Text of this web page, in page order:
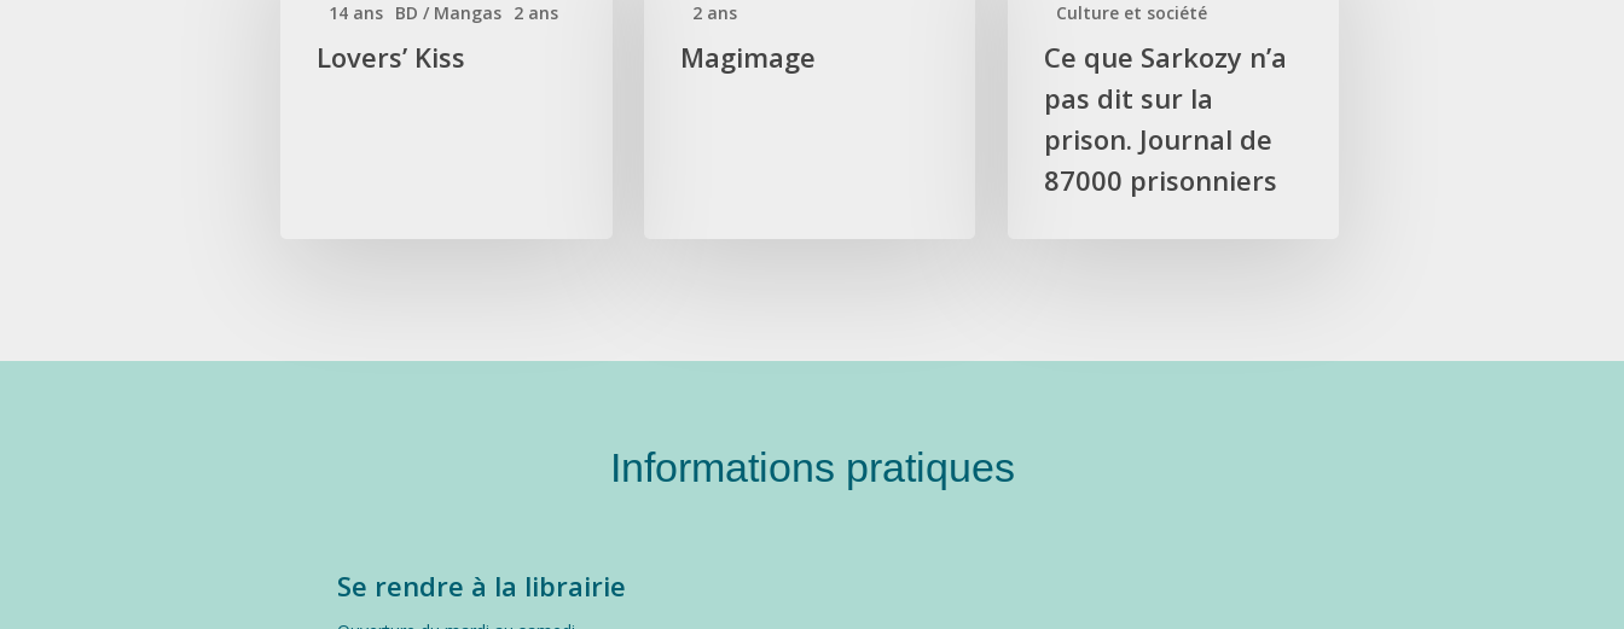
14 ans BD / Mangas 2 ans
Lovers’ Kiss
2 ans
Magimage
Culture et société
Ce que Sarkozy n’a
pas dit sur la
prison. Journal de
87000 prisonniers
Informations pratiques
Se rendre à la librairie